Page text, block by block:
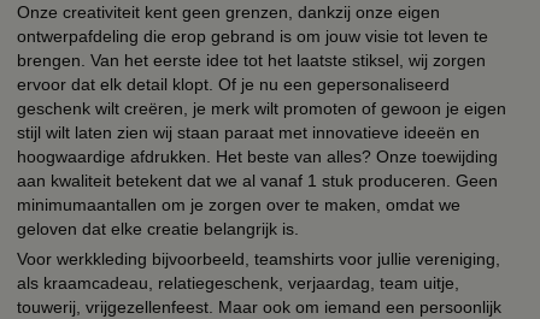
Onze creativiteit kent geen grenzen, dankzij onze eigen
ontwerpafdeling die erop gebrand is om jouw visie tot leven te
brengen. Van het eerste idee tot het laatste stiksel, wij zorgen
ervoor dat elk detail klopt. Of je nu een gepersonaliseerd
geschenk wilt creëren, je merk wilt promoten of gewoon je eigen
stijl wilt laten zien wij staan paraat met innovatieve ideeën en
hoogwaardige afdrukken. Het beste van alles? Onze toewijding
aan kwaliteit betekent dat we al vanaf 1 stuk produceren. Geen
minimumaantallen om je zorgen over te maken, omdat we
geloven dat elke creatie belangrijk is.
Voor werkkleding bijvoorbeeld, teamshirts voor jullie vereniging,
als kraamcadeau, relatiegeschenk, verjaardag, team uitje,
touwerij, vrijgezellenfeest. Maar ook om iemand een persoonlijk